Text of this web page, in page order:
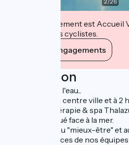
Cet établissement est Accueil
accueillir des cyclistes.
Voir ses engagements
Description
Les pieds dans l'eau...
A proximité du centre ville et à 2
4* Thalassothérapie & spa
idéalement situé face à la mer.
Laissez place au "mieux-être" et
aux compétences de nos